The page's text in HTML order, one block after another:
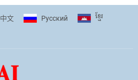
cùng thanh thiếu nhi tiên phong ứng
phó với biến đổi khí hậu
[Video] Lào dành ưu tiên hàng đầu cho
中文 Pусский ខ្មែរ